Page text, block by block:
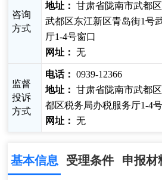
咨询
方式
地址： 甘肃省陇南市武都
武都区东江新区青岛街1号
厅1-4号窗口
网址： 无
监督
投诉
方式
电话： 0939-12366
地址： 甘肃省陇南市武都
都区税务局办税服务厅1-4
网址： 无
基本信息 受理条件 申报材